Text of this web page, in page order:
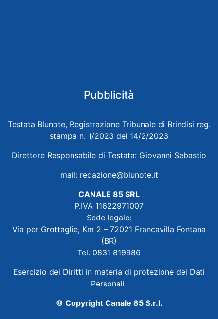
Pubblicità
Testata Blunote, Registrazione Tribunale di Brindisi reg.
stampa n. 1/2023 del 14/2/2023
Direttore Responsabile di Testata: Giovanni Sebastio
mail: redazione@blunote.it
CANALE 85 SRL
P.IVA 11622971007
Sede legale:
Via per Grottaglie, Km 2 – 72021 Francavilla Fontana
(BR)
Tel. 0831 819986
Esercizio dei Diritti in materia di protezione dei Dati
Personali
© Copyright Canale 85 S.r.l.